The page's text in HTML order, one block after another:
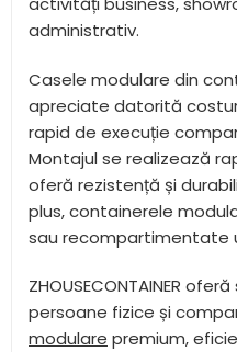
administrativ.
Casele modulare din
apreciate datorită
rapid de execuție
Montajul se realizează
oferă rezistență și
plus, containerele
sau recompartimentate
ZHOUSECONTAINER
persoane fizice și
modulare premium,